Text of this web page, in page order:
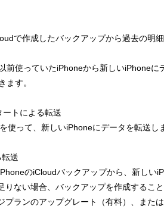
で作成したバックアップから過去の明
前使っていたiPhoneから新しいiPhone
ます。
ートによる転送
使って、新しいiPhoneにデータを転送し
送
のiCloudバックアップから、新しい
りない場合、バックアップを作成すること
プランのアップグレート（有料）、また